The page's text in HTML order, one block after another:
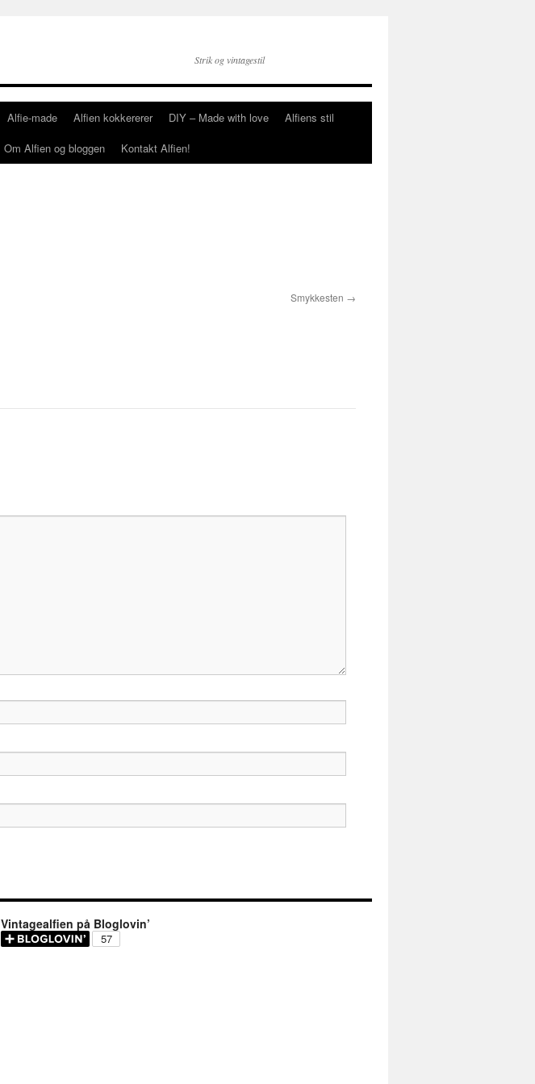
Strik og vintagestil
Alfie-made Alfien kokkererer DIY – Made with love
Alfiens stil
Om Alfien og bloggen Kontakt Alfien!
Smykkesten
Vintagealfien på Bloglovin’